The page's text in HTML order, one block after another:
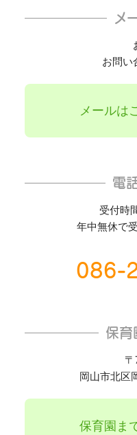
メ
お問い
メールは
電
受付時
年中無休で
086-
保育
岡山市北区
保育園ま